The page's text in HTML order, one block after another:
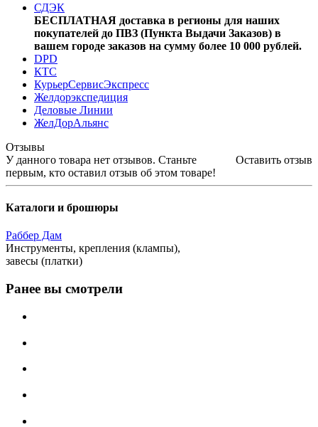
СДЭК
БЕСПЛАТНАЯ доставка в регионы для наших
покупателей до ПВЗ (Пункта Выдачи Заказов) в
вашем городе заказов на сумму более 10 000 рублей.
DPD
КТС
КурьерСервисЭкспресс
Желдорэкспедиция
Деловые Линии
ЖелДорАльянс
Отзывы
Оставить отзыв
У данного товара нет отзывов. Станьте
первым, кто оставил отзыв об этом товаре!
Каталоги и брошюры
Раббер Дам
Инструменты, крепления (клампы),
завесы (платки)
Ранее вы смотрели